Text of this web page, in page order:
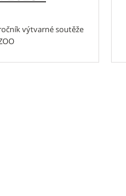
výtvarné soutěže